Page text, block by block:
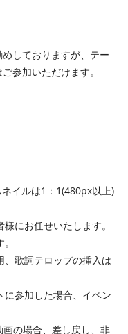
しておりますが、テー
参加いただけます。
イルは1：1(480px以上)
にお任せいたします。
、歌詞テロップの挿入は
に参加した場合、イベン
の場合、差し戻し、非